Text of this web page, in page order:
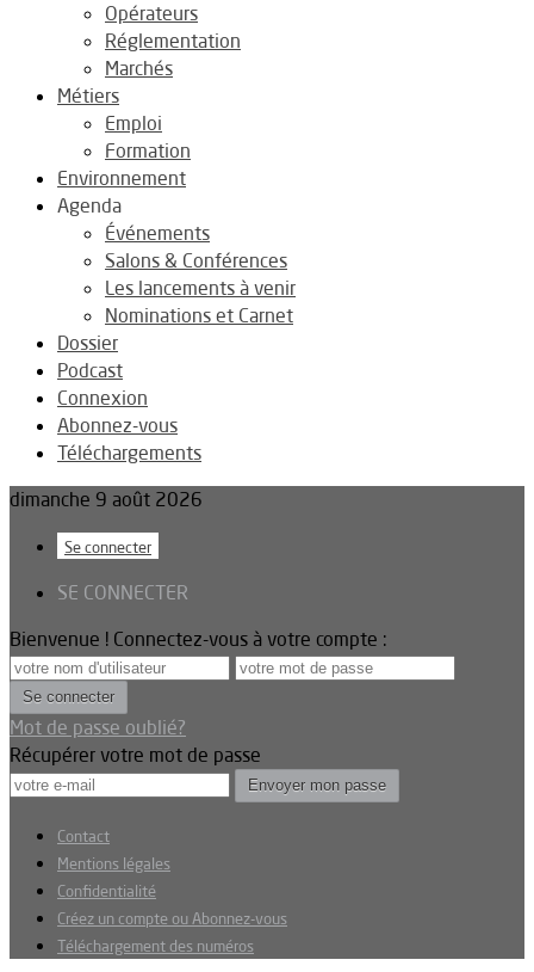
Opérateurs
Réglementation
Marchés
Métiers
Emploi
Formation
Environnement
Agenda
Événements
Salons & Conférences
Les lancements à venir
Nominations et Carnet
Dossier
Podcast
Connexion
Abonnez-vous
Téléchargements
dimanche 9 août 2026
Se connecter
SE CONNECTER
Bienvenue ! Connectez-vous à votre compte :
Mot de passe oublié?
Récupérer votre mot de passe
Contact
Mentions légales
Confidentialité
Créez un compte ou Abonnez-vous
Téléchargement des numéros